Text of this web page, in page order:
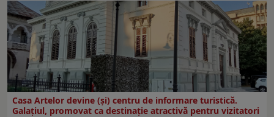
Casa Artelor devine (şi) centru de informare turistică.
Galaţiul, promovat ca destinaţie atractivă pentru vizitatori